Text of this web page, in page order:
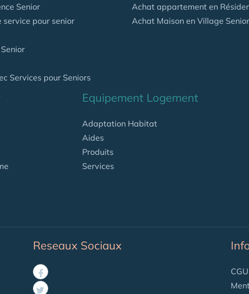
Senior
service pour senior
Services pour Seniors
Achat appartement en
Achat Maison en Village Senior
Equipement Logement
Adaptation Habitat
Aides
Produits
Services
Reseaux Sociaux
CGU